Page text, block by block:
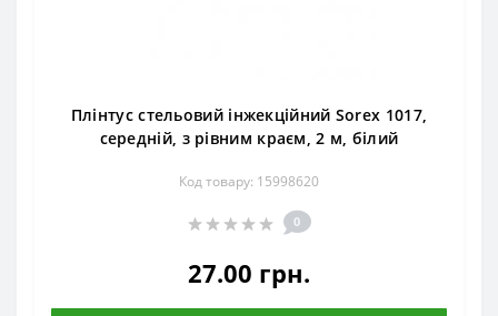
Плінтус стельовий інжекційний Sorex 1017,
середній, з рівним краєм, 2 м, білий
Код товару: 15998620
0
27.00 грн.